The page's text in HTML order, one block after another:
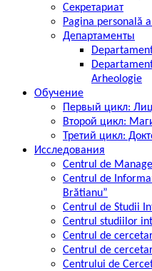
Секретариат
Pagina personală
Департаменты
Arheologie
Обучение
Первый цикл:
Второй цикл:
Третий цикл:
Исследования
Centrul de
Centrul de
Brătianu”
Centrul de Studii
Centrul studiilor
Centrul de
Centrul de
Centrului de